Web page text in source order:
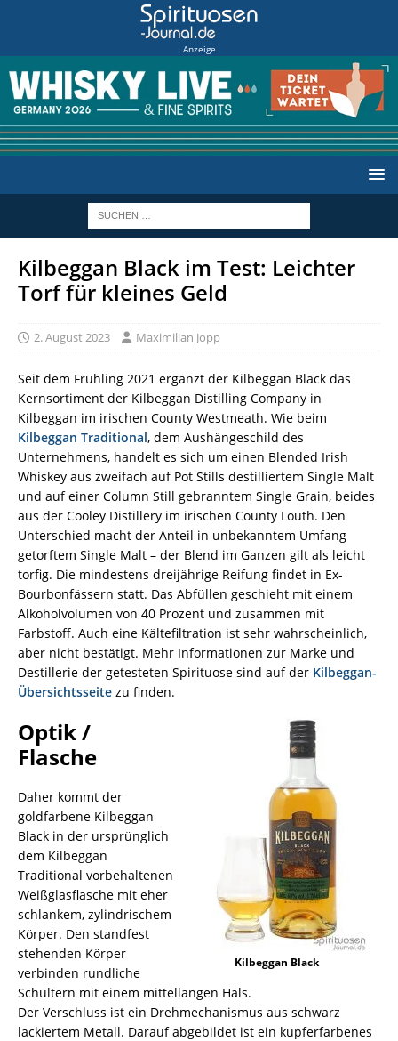
Anzeige
Kilbeggan Black im Test: Leichter
Torf für kleines Geld
2. August 2023 Maximilian Jopp
Seit dem Frühling 2021 ergänzt der Kilbeggan Black das
Kernsortiment der Kilbeggan Distilling Company in
Kilbeggan im irischen County Westmeath. Wie beim
Kilbeggan Traditional, dem Aushängeschild des
Unternehmens, handelt es sich um einen Blended Irish
Whiskey aus zweifach auf Pot Stills destilliertem Single Malt
und auf einer Column Still gebranntem Single Grain, beides
aus der Cooley Distillery im irischen County Louth. Den
Unterschied macht der Anteil in unbekanntem Umfang
getorftem Single Malt – der Blend im Ganzen gilt als leicht
torfig. Die mindestens dreijährige Reifung findet in Ex-
Bourbonfässern statt. Das Abfüllen geschieht mit einem
Alkoholvolumen von 40 Prozent und zusammen mit
Farbstoff. Auch eine Kältefiltration ist sehr wahrscheinlich,
aber nicht bestätigt. Mehr Informationen zur Marke und
Destillerie der getesteten Spirituose sind auf der Kilbeggan-
Übersichtsseite zu finden.
Kilbeggan Black
Optik /
Flasche
Daher kommt der
goldfarbene Kilbeggan
Black in der ursprünglich
dem Kilbeggan
Traditional vorbehaltenen
Weißglasflasche mit eher
schlankem, zylindrischem
Körper. Den standfest
stehenden Körper
verbinden rundliche
Schultern mit einem mittellangen Hals.
Der Verschluss ist ein Drehmechanismus aus schwarz
lackiertem Metall. Darauf abgebildet ist ein kupferfarbenes